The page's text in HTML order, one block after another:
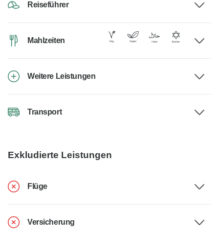
Reiseführer
Mahlzeiten
Weitere Leistungen
Transport
Exkludierte Leistungen
Flüge
Versicherung